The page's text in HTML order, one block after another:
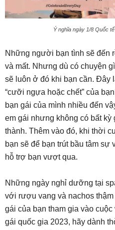
Ý nghĩa ngày 1/8 Quốc
Những người bạn tình sẽ đến
và mất. Nhưng dù có chuyện
sẽ luôn ở đó khi bạn cần. Đây
“cưỡi ngựa hoặc chết” của
bạn gái của mình nhiều đến
em gái nhưng không có bất
thành. Thêm vào đó, khi thời
bạn sẽ để bạn trút bầu tâm sự
hỗ trợ bạn vượt qua.
Những ngày nghỉ dưỡng tại
với rượu vang và nachos
gái của bạn tham gia vào
gái quốc gia 2023, hãy dành